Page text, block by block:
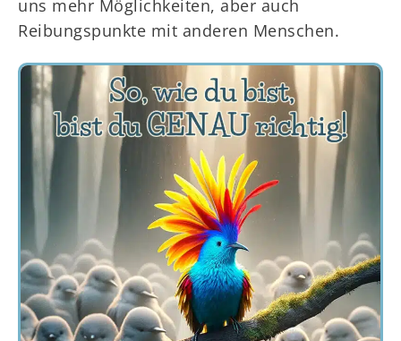
uns mehr Möglichkeiten, aber auch
Reibungspunkte mit anderen Menschen.